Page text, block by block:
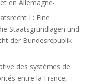
en Allemagne-
I : Eine
Staatsgrundlagen und
der Bundesrepublik
des systèmes de
entre la France,